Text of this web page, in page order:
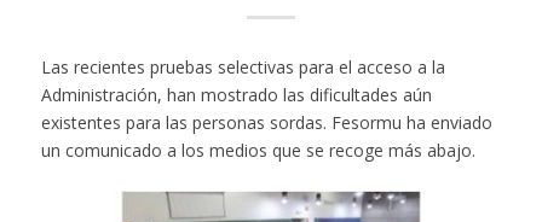
Las recientes pruebas selectivas para el acceso a la
Administración, han mostrado las dificultades aún
existentes para las personas sordas. Fesormu ha enviado
un comunicado a los medios que se recoge más abajo.